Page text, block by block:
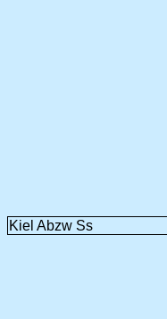
Kiel Abzw Ss